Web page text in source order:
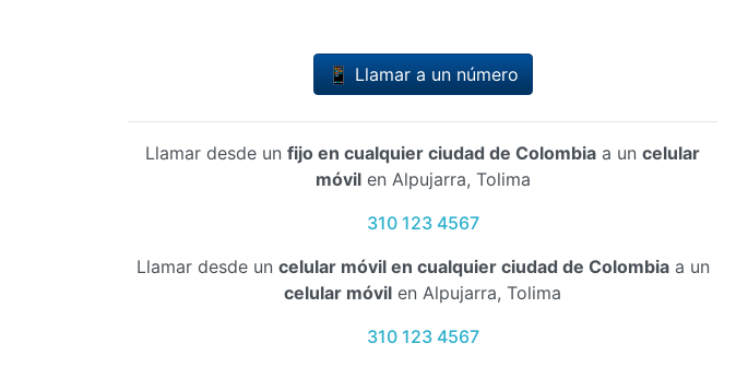
📱 Llamar a un número
Llamar desde un fijo en cualquier ciudad de Colombia a un celular
móvilen Alpujarra, Tolima
310 123 4567
Llamar desde un celular móvil en cualquier ciudad de Colombiaa un
celular móvil en Alpujarra, Tolima
310 123 4567